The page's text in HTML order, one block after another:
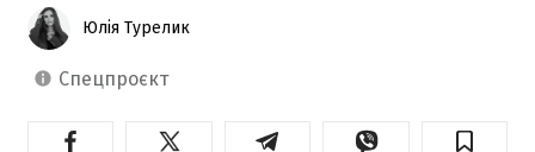
Юлія Турелик
спецпроєкт